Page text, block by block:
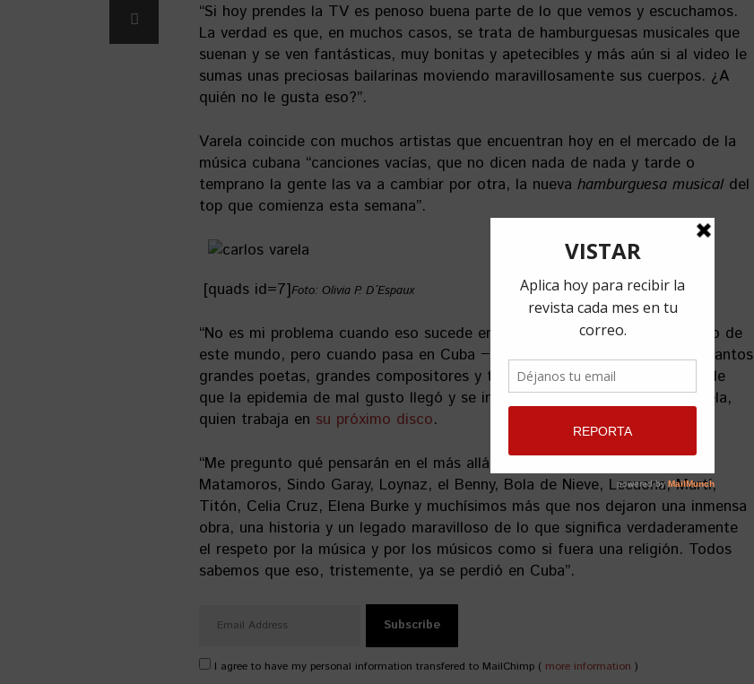
“Si hoy prendes la TV es penoso buena parte de lo que vemos y escuchamos.
La verdad es que, en muchos casos, se trata de hamburguesas musicales que
suenan y se ven fantásticas, muy bonitas y apetecibles y más aún si al video le
sumas unas preciosas bailarinas moviendo maravillosamente sus cuerpos. ¿A
quién no le gusta eso?”.
Varela coincide con muchos artistas que encuentran hoy en el mercado de la
música cubana “canciones vacías, que no dicen nada de nada y tarde o
temprano la gente las va a cambiar por otra, la nueva hamburguesa musicaldel
top que comienza esta semana”.
[quads id=7]Foto: Olivia P. D´Espaux
“No es mi problema cuando eso sucede en buena parte de Latinoamérica o de
este mundo, pero cuando pasa en Cuba −la misma tierra que dio a luz a tantos
grandes poetas, grandes compositores y tantos grandes músicos−me duele
que la epidemia de mal gusto llegó y se instaló en mi país”, comentó Varela,
quien trabaja en su próximo disco.
“Me pregunto qué pensarán en el más allá Juan Formell, Eliseo Diego,
Matamoros, Sindo Garay, Loynaz, el Benny, Bola de Nieve, Lecuona, Martí,
Titón, Celia Cruz, Elena Burke y muchísimos más que nos dejaron una inmensa
obra, una historia y un legado maravilloso de lo que significa verdaderamente
el respeto por la música y por los músicos como si fuera una religión. Todos
sabemos que eso, tristemente, ya se perdió en Cuba”.
I agree to have my personal information transfered to MailChimp ( more information )